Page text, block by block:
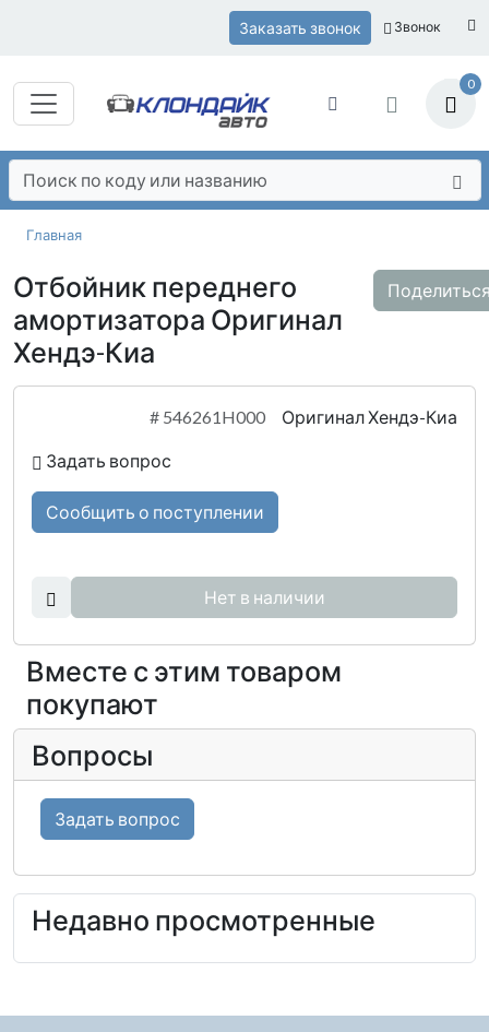
Заказать звонок Звонок
0
Главная
Отбойник переднего
амортизатора Оригинал
Хендэ-Киа
# 546261H000 Оригинал Хендэ-Киа
Задать вопрос
Сообщить о поступлении
Нет в наличии
Вместе с этим товаром
покупают
Вопросы
Задать вопрос
Недавно просмотренные